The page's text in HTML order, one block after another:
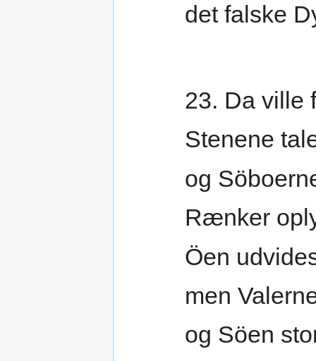
det falske
23. Da ville
Stenene
og
Rænker
Öen
men
og Söen